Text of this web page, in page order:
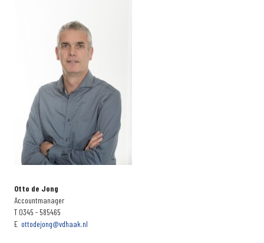
Otto de Jong
Accountmanager
T 0345 - 585465
E ottodejong@vdhaak.nl